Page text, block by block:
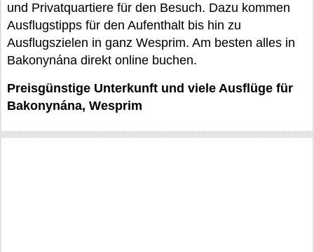
und Privatquartiere für den Besuch. Dazu kommen
Ausflugstipps für den Aufenthalt bis hin zu
Ausflugszielen in ganz Wesprim. Am besten alles in
Bakonynána direkt online buchen.
Preisgünstige Unterkunft und viele Ausflüge für
Bakonynána, Wesprim